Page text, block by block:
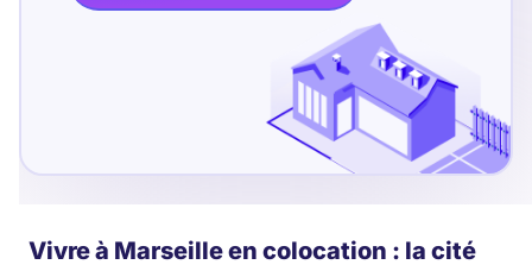
Vivre à Marseille en colocation : la cité